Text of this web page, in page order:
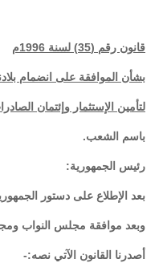
قانون رقم (35) لسنة 1996م
بشأن الموافقة على انضمام
لتأمين الإستثمار وإئتمان
باسم الشعب.
رئيس الجمهورية:
بعد الإطلاع على دستور
وبعد موافقة مجلس النواب
أصدرنا القانون الآتي نصه:-